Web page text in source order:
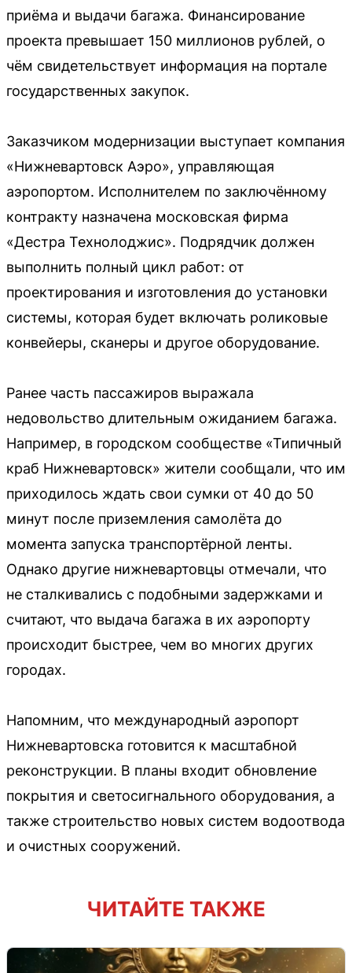
приёма и выдачи багажа. Финансирование
проекта превышает 150 миллионов рублей, о
чём свидетельствует информация на портале
государственных закупок.
Заказчиком модернизации выступает компания
«Нижневартовск Аэро», управляющая
аэропортом. Исполнителем по заключённому
контракту назначена московская фирма
«Дестра Технолоджис». Подрядчик должен
выполнить полный цикл работ: от
проектирования и изготовления до установки
системы, которая будет включать роликовые
конвейеры, сканеры и другое оборудование.
Ранее часть пассажиров выражала
недовольство длительным ожиданием багажа.
Например, в городском сообществе «Типичный
краб Нижневартовск» жители сообщали, что им
приходилось ждать свои сумки от 40 до 50
минут после приземления самолёта до
момента запуска транспортёрной ленты.
Однако другие нижневартовцы отмечали, что
не сталкивались с подобными задержками и
считают, что выдача багажа в их аэропорту
происходит быстрее, чем во многих других
городах.
Напомним, что международный аэропорт
Нижневартовска готовится к масштабной
реконструкции. В планы входит обновление
покрытия и светосигнального оборудования, а
также строительство новых систем водоотвода
и очистных сооружений.
ЧИТАЙТЕ ТАКЖЕ